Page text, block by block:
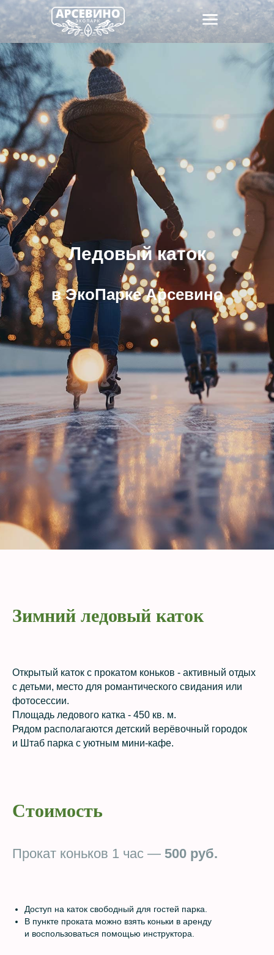
Ледовый каток
в ЭкоПарке Арсевино
Зимний ледовый каток
Открытый каток с прокатом коньков - активный отдых
с детьми, место для романтического свидания или
фотосессии.
Площадь ледового катка - 450 кв. м.
Рядом располагаются детский верёвочный городок
и Штаб парка с уютным мини‑кафе.
Стоимость
Прокат коньков 1 час — 500 руб.
Доступ на каток свободный для гостей парка.
В пункте проката можно взять коньки в аренду
и воспользоваться помощью инструктора.